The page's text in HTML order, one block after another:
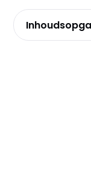
Wat is grijze